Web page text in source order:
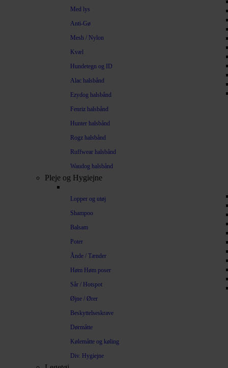
Med lys
Anti-Gø
Mesh / Nylon
Kvæl
Hundetegn og ID
Alac halsbånd
Ezydog halsbånd
Fenriz halsbånd
Hunter halsbånd
Rogz halsbånd
Ruffwear halsbånd
Waudog halsbånd
Pleje og Hygiejne
Lopper og utøj
Shampoo
Balsam
Poter
Ånde / Tænder
Høm Høm poser
Sår / Hotspot
Øjne / Ører
Beskyttelseskrave
Dørmåtte
Kølemåtte og køling
Div. Hygiejne